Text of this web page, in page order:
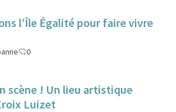
l’Île Égalité pour faire vivre
0
scène ! Un lieu artistique
Luizet